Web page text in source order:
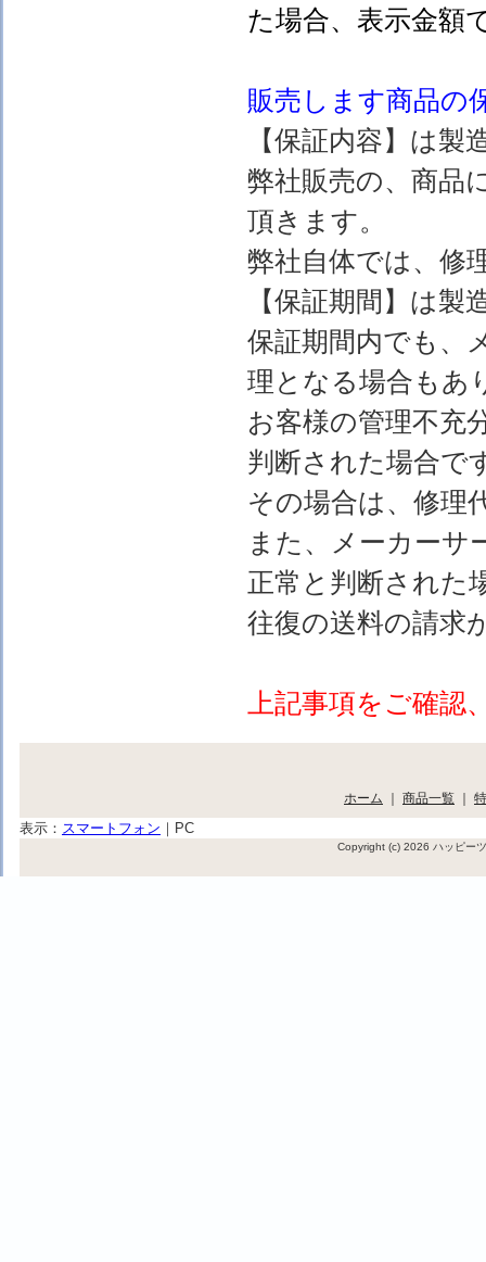
た場合、表示金
販売します商品の
【保証内容】は
弊社販売の、商品
頂きます。
弊社自体では、修
【保証期間】は
保証期間内でも、
理となる場合もあ
お客様の管理不充
判断された場合で
その場合は、修理
また、メーカーサ
正常と判断された
往復の送料の請求
上記事項をご確
ホーム ｜ 商品一覧 ｜
表示： スマートフォン ｜ PC
Copyright (c) 2026 ハッピー